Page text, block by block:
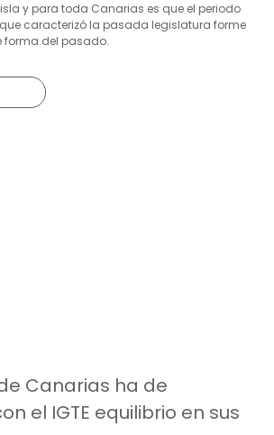
y para toda Canarias es que el periodo
caracterizó la pasada legislatura forme
forma del pasado.
Canarias ha de
el IGTE equilibrio en sus